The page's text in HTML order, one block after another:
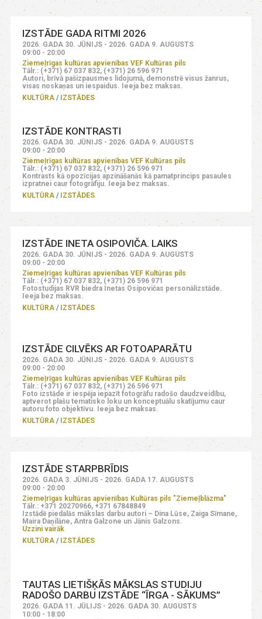
IZSTĀDE GADA RITMI 2026
2026. GADA 30. JŪNIJS - 2026. GADA 9. AUGUSTS
09:00 - 20:00
Ziemeļrīgas kultūras apvienības VEF Kultūras pils
Tālr.: (+371) 67 037 832, (+371) 26 596 971
Autori, brīvā pašizpausmes lidojumā, demonstrē visus žanrus,
visas noskaņas un iespaidus. Ieeja bez maksas.
KULTŪRA
IZSTĀDES
IZSTĀDE KONTRASTI
2026. GADA 30. JŪNIJS - 2026. GADA 9. AUGUSTS
09:00 - 20:00
Ziemeļrīgas kultūras apvienības VEF Kultūras pils
Tālr.: (+371) 67 037 832, (+371) 26 596 971
Kontrasts kā opozīcijas apzināšanās kā pamatprincips pasaules
izpratnei caur fotogrāfiju. Ieeja bez maksas.
KULTŪRA
IZSTĀDES
IZSTĀDE INETA OSIPOVIČA. LAIKS
2026. GADA 30. JŪNIJS - 2026. GADA 9. AUGUSTS
09:00 - 20:00
Ziemeļrīgas kultūras apvienības VEF Kultūras pils
Tālr.: (+371) 67 037 832, (+371) 26 596 971
Fotostudijas RVR biedra Inetas Osipovičas personālizstāde.
Ieeja bez maksas.
KULTŪRA
IZSTĀDES
IZSTĀDE CILVĒKS AR FOTOAPARĀTU
2026. GADA 30. JŪNIJS - 2026. GADA 9. AUGUSTS
09:00 - 20:00
Ziemeļrīgas kultūras apvienības VEF Kultūras pils
Tālr.: (+371) 67 037 832, (+371) 26 596 971
Foto izstāde ir iespēja iepazīt fotogrāfu radošo daudzveidību,
aptverot plašu tematisko loku un konceptuālu skatījumu caur
autoru foto objektīvu. Ieeja bez maksas.
KULTŪRA
IZSTĀDES
IZSTĀDE STARPBRĪDIS
2026. GADA 3. JŪNIJS - 2026. GADA 17. AUGUSTS
09:00 - 20:00
Ziemeļrīgas kultūras apvienības Kultūras pils "Ziemeļblāzma"
Tālr.: +371 20270966, +371 67848849
Izstādē piedalās mākslas darbu autori – Dina Lūse, Zaiga Sīmane,
Maira Daņilāne, Antra Galzone un Jānis Galzons.
Uzzini vairāk
KULTŪRA
IZSTĀDES
TAUTAS LIETIŠĶĀS MĀKSLAS STUDIJU
RADOŠO DARBU IZSTĀDE “ĪRGA - SĀKUMS”
2026. GADA 11. JŪLIJS - 2026. GADA 30. AUGUSTS
10:00 - 18:00